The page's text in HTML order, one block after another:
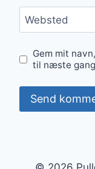
Websted
Gem mit
til næste